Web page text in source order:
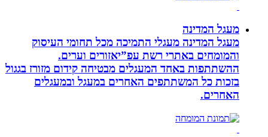
מעגל המדינה
מעגל המדינה מעגלי התמיכה מכל תחומי העיסוק
והמומחים באתרי רשת עפ”יאזורים וערים.
ההשתתפות באחד המעגלים מבטיחה קידום מזורז בגגול
בזכות כל המשתתפים האחרים במעגל ובמעגלים
האחרים.